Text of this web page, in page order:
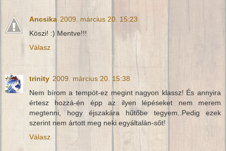
Ancsika 2009. március 20. 15:23
Köszi! :) Mentve!!!
Válasz
trinity 2009. március 20. 15:38
Nem bírom a tempót-ez megint nagyon klassz! És annyira
értesz hozzá-én épp az ilyen lépéseket nem merem
megtenni, hogy éjszakára hűtőbe tegyem..Pedig ezek
szerint nem ártott meg neki egyáltalán-sőt!
Válasz